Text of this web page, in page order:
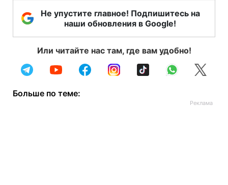
Не упустите главное! Подпишитесь на
наши обновления в Google!
Или читайте нас там, где вам удобно!
Больше по теме: